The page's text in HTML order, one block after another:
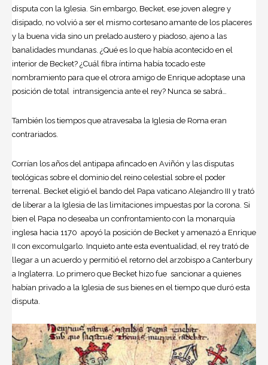
disputa con la Iglesia. Sin embargo, Becket, ese joven alegre y
disipado, no volvió a ser el mismo cortesano amante de los placeres
y la buena vida sino un prelado austero y piadoso, ajeno a las
banalidades mundanas. ¿Qué es lo que había acontecido en el
interior de Becket? ¿Cuál fibra íntima había tocado este
nombramiento para que el otrora amigo de Enrique adoptase una
posición de total intransigencia ante el rey? Nunca se sabrá…
También los tiempos que atravesaba la Iglesia de Roma eran
contrariados.
Corrían los años del antipapa afincado en Aviñón y las disputas
teológicas sobre el dominio del reino celestial sobre el poder
terrenal. Becket eligió el bando del Papa vaticano Alejandro III y trató
de liberar a la Iglesia de las limitaciones impuestas por la corona. Si
bien el Papa no deseaba un confrontamiento con la monarquía
inglesa hacia 1170 apoyó la posición de Becket y amenazó a Enrique
II con excomulgarlo. Inquieto ante esta eventualidad, el rey trató de
llegar a un acuerdo y permitió el retorno del arzobispo a Canterbury
a Inglaterra. Lo primero que Becket hizo fue sancionar a quienes
habían privado a la Iglesia de sus bienes en el tiempo que duró esta
disputa.